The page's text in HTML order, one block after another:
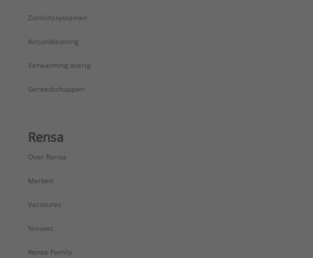
Zonlichtsystemen
Airconditioning
Verwarming overig
Gereedschappen
Rensa
Over Rensa
Merken
Vacatures
Nieuws
Rensa Family